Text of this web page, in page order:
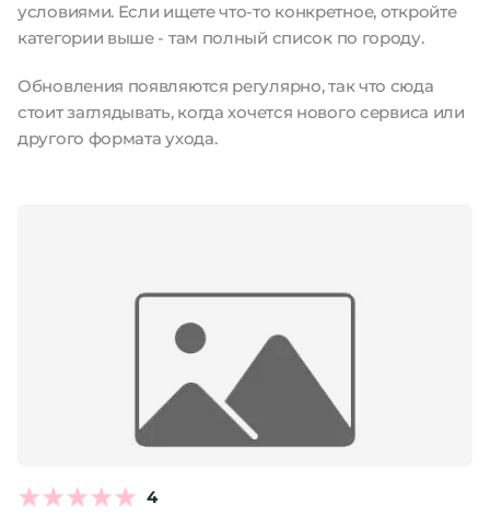
условиями. Если ищете что-то конкретное, откройте
категории выше - там полный список по городу.
Обновления появляются регулярно, так что сюда
стоит заглядывать, когда хочется нового сервиса или
другого формата ухода.
4